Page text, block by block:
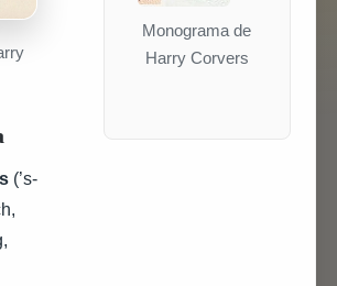
(’s-
Monograma de
Harry Corvers